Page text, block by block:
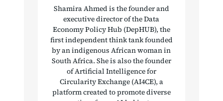
Shamira Ahmed is the founder and
executive director of the Data
Economy Policy Hub (DepHUB), the
first independent think tank founded
by an indigenous African woman in
South Africa. She is also the founder
of Artificial Intelligence for
Circularity Exchange (AI4CE), a
platform created to promote diverse